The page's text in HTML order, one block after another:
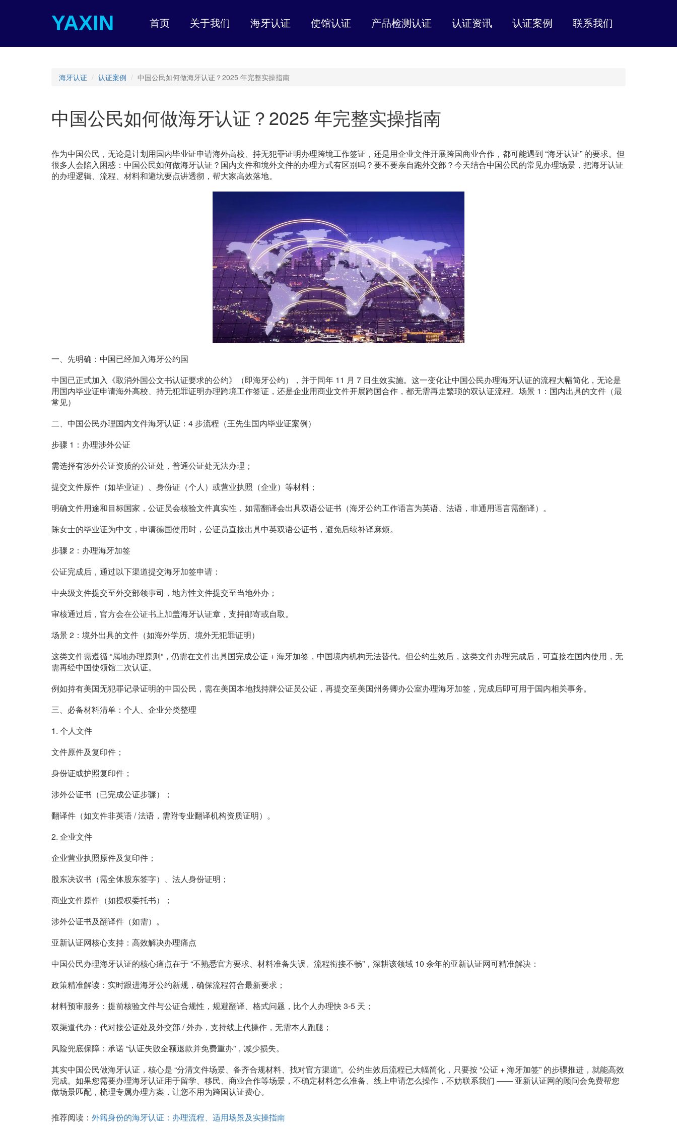
YAXIN 首页 关于我们 海牙认证 使馆认证 产品检测认证 认证资讯 认证案例 联系我们
海牙认证 认证案例 中国公民如何做海牙认证？2025 年完整实操指南
中国公民如何做海牙认证？2025 年完整实操指南
作为中国公民，无论是计划用国内毕业证申请海外高校、持无犯罪证明办理跨境工作签证，还是用企业文件开展跨国商业合作，都可能遇到 “海牙认证” 的要求。但
很多人会陷入困惑：中国公民如何做海牙认证？国内文件和境外文件的办理方式有区别吗？要不要亲自跑外交部？今天结合中国公民的常见办理场景，把海牙认证
的办理逻辑、流程、材料和避坑要点讲透彻，帮大家高效落地。
一、先明确：中国已经加入海牙公约国
中国已正式加入《取消外国公文书认证要求的公约》（即海牙公约），并于同年 11 月 7 日生效实施。这一变化让中国公民办理海牙认证的流程大幅简化，无论是
用国内毕业证申请海外高校、持无犯罪证明办理跨境工作签证，还是企业用商业文件开展跨国合作，都无需再走繁琐的双认证流程。场景 1：国内出具的文件（最
常见）
二、中国公民办理国内文件海牙认证：4 步流程（王先生国内毕业证案例）
步骤 1：办理涉外公证
需选择有涉外公证资质的公证处，普通公证处无法办理；
提交文件原件（如毕业证）、身份证（个人）或营业执照（企业）等材料；
明确文件用途和目标国家，公证员会核验文件真实性，如需翻译会出具双语公证书（海牙公约工作语言为英语、法语，非通用语言需翻译）。
陈女士的毕业证为中文，申请德国使用时，公证员直接出具中英双语公证书，避免后续补译麻烦。
步骤 2：办理海牙加签
公证完成后，通过以下渠道提交海牙加签申请：
中央级文件提交至外交部领事司，地方性文件提交至当地外办；
审核通过后，官方会在公证书上加盖海牙认证章，支持邮寄或自取。
场景 2：境外出具的文件（如海外学历、境外无犯罪证明）
这类文件需遵循 “属地办理原则”，仍需在文件出具国完成公证 + 海牙加签，中国境内机构无法替代。但公约生效后，这类文件办理完成后，可直接在国内使用，无
需再经中国使领馆二次认证。
例如持有美国无犯罪记录证明的中国公民，需在美国本地找持牌公证员公证，再提交至美国州务卿办公室办理海牙加签，完成后即可用于国内相关事务。
三、必备材料清单：个人、企业分类整理
1. 个人文件
文件原件及复印件；
身份证或护照复印件；
涉外公证书（已完成公证步骤）；
翻译件（如文件非英语 / 法语，需附专业翻译机构资质证明）。
2. 企业文件
企业营业执照原件及复印件；
股东决议书（需全体股东签字）、法人身份证明；
商业文件原件（如授权委托书）；
涉外公证书及翻译件（如需）。
亚新认证网核心支持：高效解决办理痛点
中国公民办理海牙认证的核心痛点在于 “不熟悉官方要求、材料准备失误、流程衔接不畅”，深耕该领域 10 余年的亚新认证网可精准解决：
政策精准解读：实时跟进海牙公约新规，确保流程符合最新要求；
材料预审服务：提前核验文件与公证合规性，规避翻译、格式问题，比个人办理快 3-5 天；
双渠道代办：代对接公证处及外交部 / 外办，支持线上代操作，无需本人跑腿；
风险兜底保障：承诺 “认证失败全额退款并免费重办”，减少损失。
其实中国公民做海牙认证，核心是 “分清文件场景、备齐合规材料、找对官方渠道”。公约生效后流程已大幅简化，只要按 “公证 + 海牙加签” 的步骤推进，就能高效
完成。如果您需要办理海牙认证用于留学、移民、商业合作等场景，不确定材料怎么准备、线上申请怎么操作，不妨联系我们 —— 亚新认证网的顾问会免费帮您
做场景匹配，梳理专属办理方案，让您不用为跨国认证费心。
推荐阅读： 外籍身份的海牙认证：办理流程、适用场景及实操指南